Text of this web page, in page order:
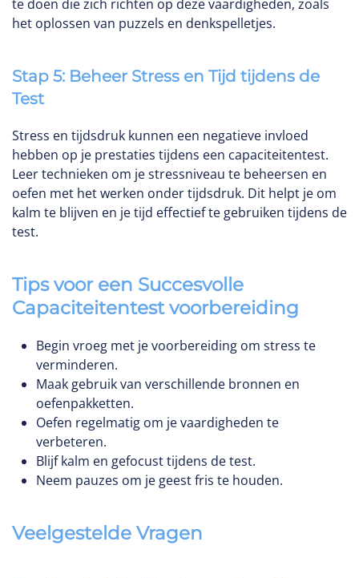
te doen die zich richten op deze vaardigheden, zoals
het oplossen van puzzels en denkspelletjes.
Stap 5: Beheer Stress en Tijd tijdens de
Test
Stress en tijdsdruk kunnen een negatieve invloed
hebben op je prestaties tijdens een capaciteitentest.
Leer technieken om je stressniveau te beheersen en
oefen met het werken onder tijdsdruk. Dit helpt je om
kalm te blijven en je tijd effectief te gebruiken tijdens de
test.
Tips voor een Succesvolle
Capaciteitentest voorbereiding
Begin vroeg met je voorbereiding om stress te
verminderen.
Maak gebruik van verschillende bronnen en
oefenpakketten.
Oefen regelmatig om je vaardigheden te
verbeteren.
Blijf kalm en gefocust tijdens de test.
Neem pauzes om je geest fris te houden.
Veelgestelde Vragen